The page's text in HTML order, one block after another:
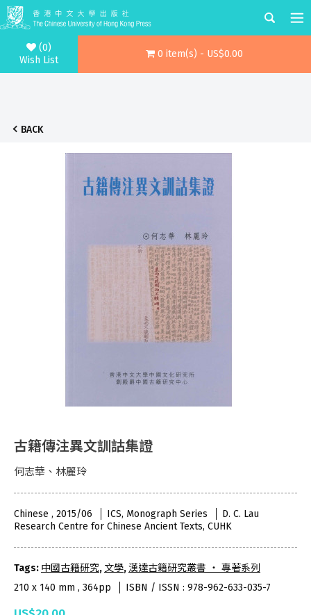
(0)
Wish List
0 item(s) - US$0.00
BACK
古籍傳注異文訓詁集證
何志華、林麗玲
Chinese , 2015/06 ICS, Monograph Series
D. C. Lau
Research Centre for Chinese Ancient Texts, CUHK
Tags: 中國古籍研究, 文學,漢達古籍研究叢書 ‧ 專著系列
210 x 140 mm , 364pp
ISBN / ISSN : 978-962-633-035-7